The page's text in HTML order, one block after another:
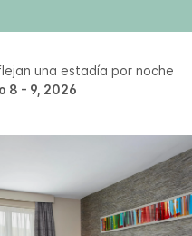
una estadía por noche
8 - 9, 2026